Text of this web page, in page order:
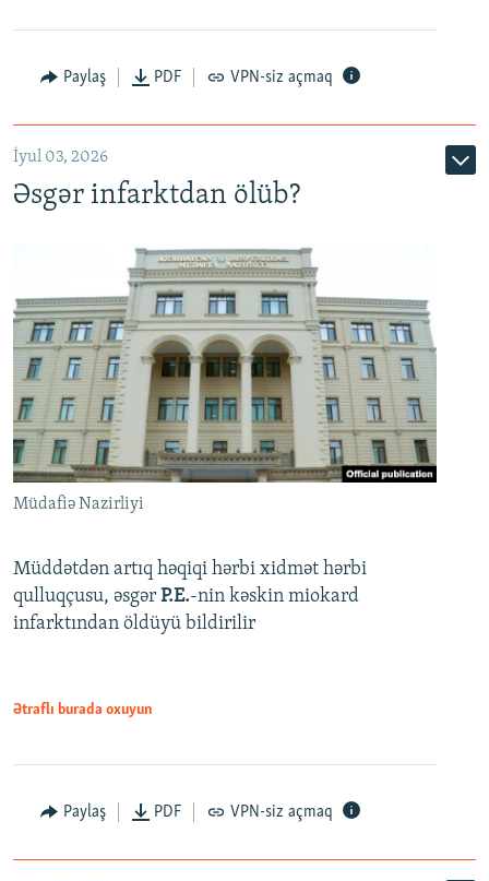
Auto 240p 360p 480p
720p 1080p
Paylaş PDF VPN-siz açmaq
İyul 03, 2026
Əsgər infarktdan ölüb?
Müdafiə Nazirliyi
Müddətdən artıq həqiqi hərbi xidmət hərbi
qulluqçusu, əsgər P.E.-nin kəskin miokard
infarktından öldüyü bildirilir
Ətraflı burada oxuyun
Paylaş PDF VPN-siz açmaq